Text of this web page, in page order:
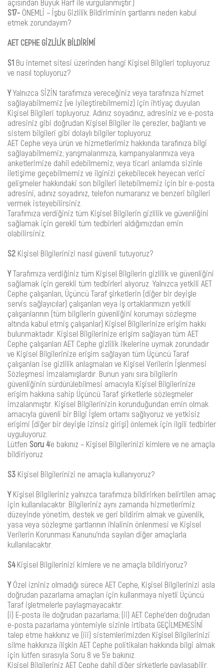
açısından Büyük Harf ile vurgulanmıştır.)
S17- ÖNEMLİ – İşbu Gizlilik Bildiriminin şartlarını neden kabul
etmek zorundayım?
AET CEPHE GİZLİLİK BİLDİRİMİ
S1 Bu internet sitesi üzerinden hangi Kişisel Bilgileri topluyoruz
ve nasıl topluyoruz?
YYalnızca SİZİN tarafımıza vereceğiniz veya tarafınıza hizmet
sağlayabilmemiz (ve iyileştirebilmemiz) için ihtiyaç duyulan
Kişisel Bilgileri topluyoruz. Adınız soyadınız, adresiniz ve e-posta
adresiniz gibi doğrudan Kişisel Bilgiler ile çerezler, bağlantı ve
sistem bilgileri gibi dolaylı bilgiler topluyoruz.
AET Cephe veya ürün ve hizmetlerimiz hakkında tarafınıza bilgi
sağlayabilmemiz; yarışmalarımıza, kampanyalarımıza veya
anketlerimize dahil edebilmemiz; veya ticari anlamda sizinle
iletişime geçebilmemiz ve ilginizi çekebilecek heyecan verici
gelişmeler hakkındaki son bilgileri iletebilmemiz için bir e-posta
adresini, adınız soyadınız, telefon numaranız ve benzeri bilgileri
vermek isteyebilirsiniz.
Tarafımıza verdiğiniz tüm Kişisel Bilgilerin gizlilik ve güvenliğini
sağlamak için gerekli tüm tedbirleri aldığımızdan emin
olabilirsiniz.
S2 Kişisel Bilgilerinizi nasıl güvenli tutuyoruz?
YTarafımıza verdiğiniz tüm Kişisel Bilgilerin gizlilik ve güvenliğini
sağlamak için gerekli tüm tedbirleri alıyoruz. Yalnızca yetkili AET
Cephe çalışanları, Üçüncü Taraf şirketlerin (diğer bir deyişle
servis sağlayıcılar) çalışanları veya iş ortaklarımızın yetkili
çalışanlarının (tüm bilgilerin güvenliğini korumayı sözleşme
altında kabul etmiş çalışanlar) Kişisel Bilgilerinize erişim hakkı
bulunmaktadır. Kişisel Bilgilerinize erişim sağlayan tüm AET
Cephe çalışanları AET Cephe gizlilik ilkelerine uymak zorundadır
ve Kişisel Bilgilerinize erişim sağlayan tüm Üçüncü Taraf
çalışanları ise gizlilik anlaşmaları ve Kişisel Verilerin İşlenmesi
Sözleşmesi imzalamışlardır. Bunun yanı sıra bilgilerin
güvenliğinin sürdürülebilmesi amacıyla Kişisel Bilgilerinize
erişim hakkına sahip Üçüncü Taraf şirketlerle sözleşmeler
imzalanmıştır. Kişisel Bilgilerinizin korunduğundan emin olmak
amacıyla güvenli bir Bilgi İşlem ortamı sağlıyoruz ve yetkisiz
erişimi (diğer bir deyişle izinsiz girişi) önlemek için ilgili tedbirler
uyguluyoruz.
Lütfen Soru 4’e bakınız – Kişisel Bilgilerinizi kimlere ve ne amaçla
bildiriyoruz
S3 Kişisel Bilgilerinizi ne amaçla kullanıyoruz?
YKişisel Bilgileriniz yalnızca tarafımıza bildirirken belirtilen amaç
için kullanılacaktır. Bilgileriniz aynı zamanda hizmetlerimiz
düzeyinde yönetim, destek ve geri bildirim almak ve güvenlik,
yasa veya sözleşme şartlarının ihlalinin önlenmesi ve Kişisel
Verilerin Korunması Kanunu’nda sayılan diğer amaçlarla
kullanılacaktır.
S4Kişisel Bilgilerinizi kimlere ve ne amaçla bildiriyoruz?
YÖzel izniniz olmadığı sürece AET Cephe, Kişisel Bilgilerinizi asla
doğrudan pazarlama amaçları için kullanmaya niyetli Üçüncü
Taraf işletmelerle paylaşmayacaktır.
(i) E-posta ile doğrudan pazarlama; (ii) AET Cephe’den doğrudan
e-posta pazarlama yöntemiyle sizinle irtibata GEÇİLMEMESİNİ
talep etme hakkınız ve (iii) sistemlerimizden Kişisel Bilgilerinizi
silme hakkınıza ilişkin AET Cephe politikaları hakkında bilgi almak
için lütfen sırasıyla Soru 8 ve 5’e bakınız.
Kişisel Bilgileriniz AET Cephe dahil diğer şirketlerle paylaşabilir.